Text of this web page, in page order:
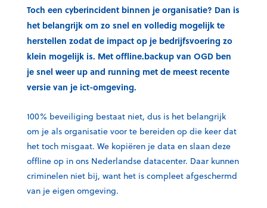
Toch een cyberincident binnen je organisatie? Dan is
het belangrijk om zo snel en volledig mogelijk te
herstellen zodat de impact op je bedrijfsvoering zo
klein mogelijk is. Met offline.backup van OGD ben
je snel weer up and running met de meest recente
versie van je ict-omgeving.
100% beveiliging bestaat niet, dus is het belangrijk
om je als organisatie voor te bereiden op die keer dat
het toch misgaat. We kopiëren je data en slaan deze
offline op in ons Nederlandse datacenter. Daar kunnen
criminelen niet bij, want het is compleet afgeschermd
van je eigen omgeving.